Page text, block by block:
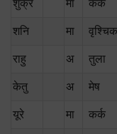
शुक्र मा कर्क
शनि मा वृश्चिक
राहु अ तुला
केतु अ मेष
यूरे मा कर्क